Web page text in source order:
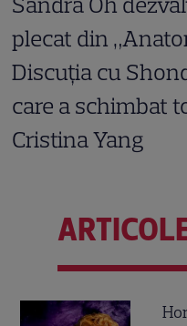
plecat din
Discuția cu
care a schimbat
Cristina Yang